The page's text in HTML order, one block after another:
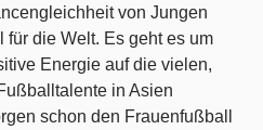
von Jungen
die Welt. Es geht es um
Energie auf die vielen,
in Asien
schon den Frauenfußball